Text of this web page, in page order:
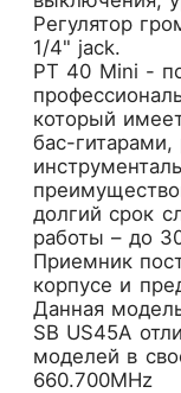
Регулятор
1/4" jack.
PT 40 Mini -
который
бас-
долгий срок
работы – до
Приемник
корпусе и
Данная
SB US45A
моделей в
660.700MHz